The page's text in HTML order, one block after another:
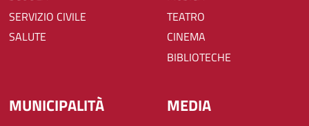
SERVIZIO CIVILE
SALUTE
TEATRO
CINEMA
BIBLIOTECHE
MUNICIPALITÀ MEDIA